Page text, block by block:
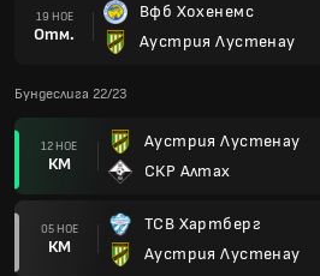
19 НОЕ
Отм.
Вфб Хохенемс
Аустрия Лустенау
Бундеслига 22/23
12 НОЕ
КМ
Аустрия Лустенау
СКР Алтах
05 НОЕ
КМ
ТСВ Хартберг
Аустрия Лустенау